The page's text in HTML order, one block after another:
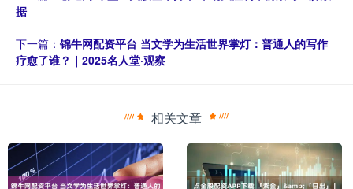
据
下一篇： 锦牛网配资平台 当文学为生活世界掌灯：普通人的写作
疗愈了谁？｜2025名人堂·观察
相关文章